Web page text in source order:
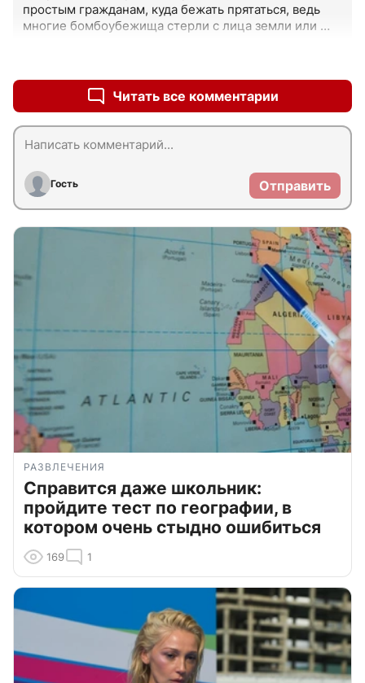
простым гражданам, куда бежать прятаться, ведь
многие бомбоубежища стерли с лица земли или
Читать все комментарии
Гость Отправить
РАЗВЛЕЧЕНИЯ
Справится даже школьник:
пройдите тест по географии, в
котором очень стыдно ошибиться
169 1